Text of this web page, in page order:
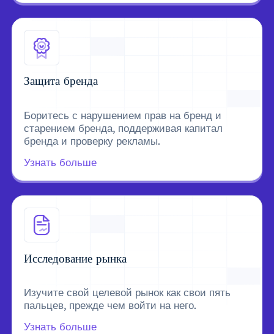
Защита бренда
Боритесь с нарушением прав на бренд и
старением бренда, поддерживая капитал
бренда и проверку рекламы.
Узнать больше
Исследование рынка
Изучите свой целевой рынок как свои пять
пальцев, прежде чем войти на него.
Узнать больше